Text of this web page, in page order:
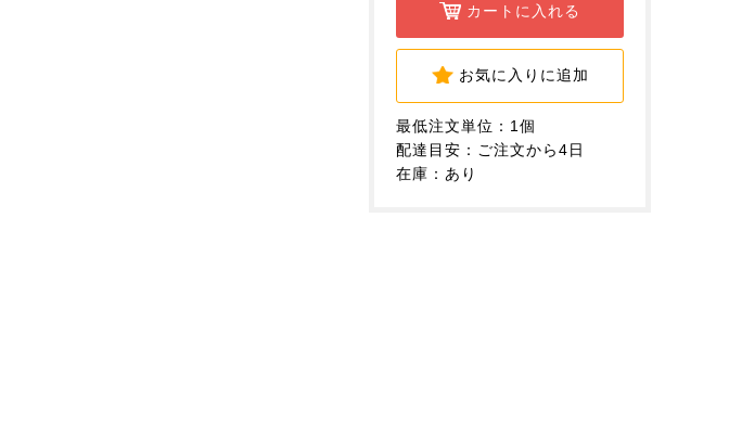
カートに入れる
お気に入りに追加
最低注文単位：1個
配達目安：ご注文から4日
在庫：あり